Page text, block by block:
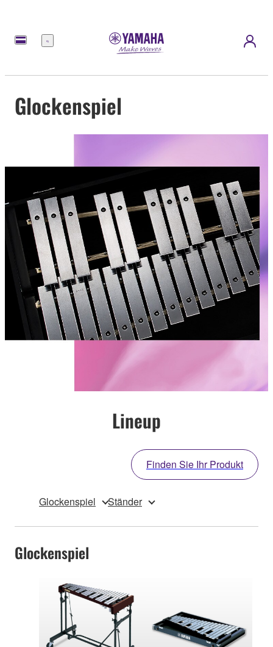
Menü
Glockenspiel
Lineup
Finden Sie Ihr Produkt
Glockenspiel Ständer
Glockenspiel